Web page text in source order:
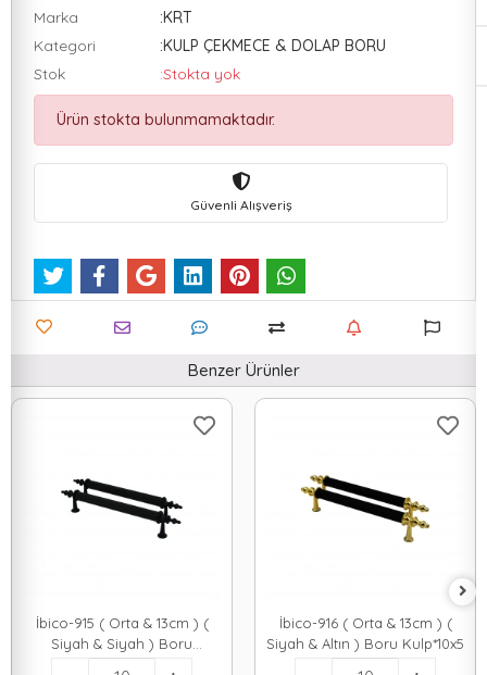
Marka
:KRT
Kategori
:KULP ÇEKMECE & DOLAP BORU
Stok
:Stokta yok
Ürün stokta bulunmamaktadır.
Güvenli Alışveriş
Benzer Ürünler
İbico-915 ( Orta & 13cm ) (
Siyah & Siyah ) Boru
Kulp*10x5
İbico-916 ( Orta & 13cm ) (
Siyah & Altın ) Boru Kulp*10x5